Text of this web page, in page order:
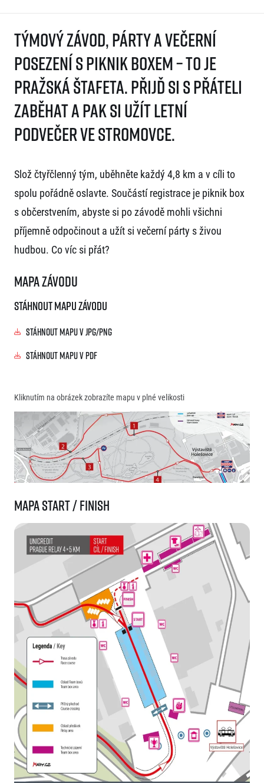
Týmový závod, párty a večerní
posezení s piknik boxem – to je
Pražská štafeta. Přijď si s přáteli
zaběhat a pak si užít letní
podvečer ve Stromovce.
Slož čtyřčlenný tým, uběhněte každý 4,8 km a v cíli to
spolu pořádně oslavte. Součástí registrace je piknik box
s občerstvením, abyste si po závodě mohli všichni
příjemně odpočinout a užít si večerní párty s živou
hudbou. Co víc si přát?
Mapa závodu
Stáhnout mapu závodu
Stáhnout mapu v JPG/PNG
Stáhnout mapu v PDF
Kliknutím na obrázek zobrazíte mapu v plné velikosti
Mapa start / finish